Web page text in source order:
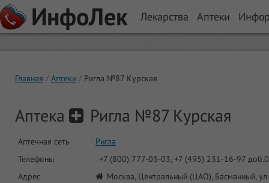
ИнфоЛек Лекарства Аптеки
Главная Аптеки Ригла №87 Курская
Аптека Ригла №87 Курская
Аптечная сеть
Ригла
Телефоны
+7 (800) 777-03-03, +7 (495) 231-16-97
Адрес
Москва, Центральный (ЦАО), Басманный,